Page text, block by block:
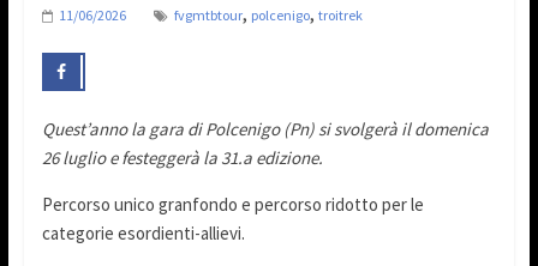
11/06/2026 fvgmtbtour, polcenigo, troitrek
Quest’anno la gara di Polcenigo (Pn) si svolgerà il domenica
26 luglio e festeggerà la 31.a edizione.
Percorso unico granfondo e percorso ridotto per le
categorie esordienti-allievi.